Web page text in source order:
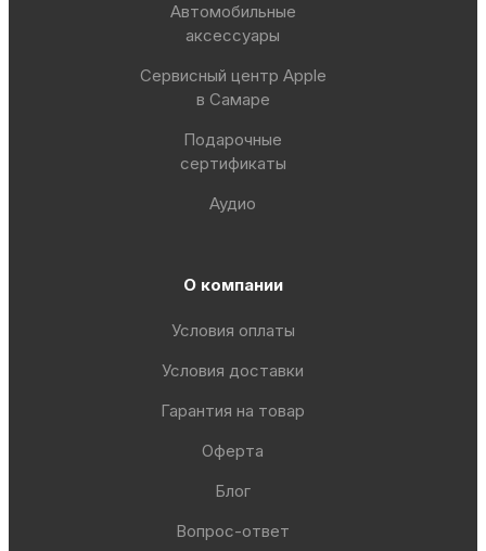
Автомобильные
аксессуары
Сервисный центр Apple
в Самаре
Подарочные
сертификаты
Аудио
О компании
Условия оплаты
Условия доставки
Гарантия на товар
Оферта
Блог
Вопрос-ответ